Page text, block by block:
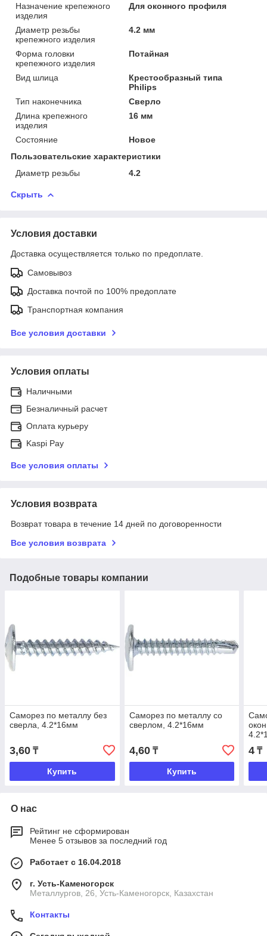
Назначение крепежного
изделия
Для оконного профиля
Диаметр резьбы
крепежного изделия
4.2 мм
Форма головки
крепежного изделия
Потайная
Вид шлица
Крестообразный типа
Philips
Тип наконечника
Сверло
Длина крепежного
изделия
16 мм
Состояние
Новое
Пользовательские характеристики
Диаметр резьбы
4.2
Скрыть
Условия доставки
Доставка осуществляется только по предоплате.
Самовывоз
Доставка почтой по 100% предоплате
Транспортная компания
Все условия доставки
Условия оплаты
Наличными
Безналичный расчет
Оплата курьеру
Kaspi Pay
Все условия оплаты
Условия возврата
Возврат товара в течение 14 дней по договоренности
Все условия возврата
Подобные товары компании
Саморез по металлу без
сверла, 4.2*16мм
3,60 ₸
Купить
Саморез по металлу со
сверлом, 4.2*16мм
4,60₸
Купить
4 ₸
О нас
Рейтинг не сформирован
Менее 5 отзывов за последний год
Работает с 16.04.2018
г. Усть-Каменогорск
Металлургов, 26, Усть-Каменогорск, Казахстан
Контакты